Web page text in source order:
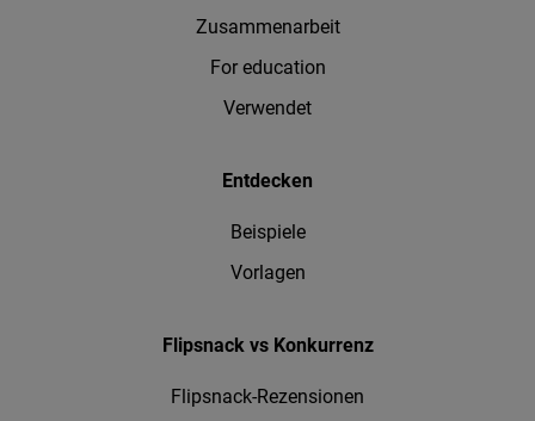
Zusammenarbeit
For education
Verwendet
Entdecken
Beispiele
Vorlagen
Flipsnack vs Konkurrenz
Flipsnack-Rezensionen